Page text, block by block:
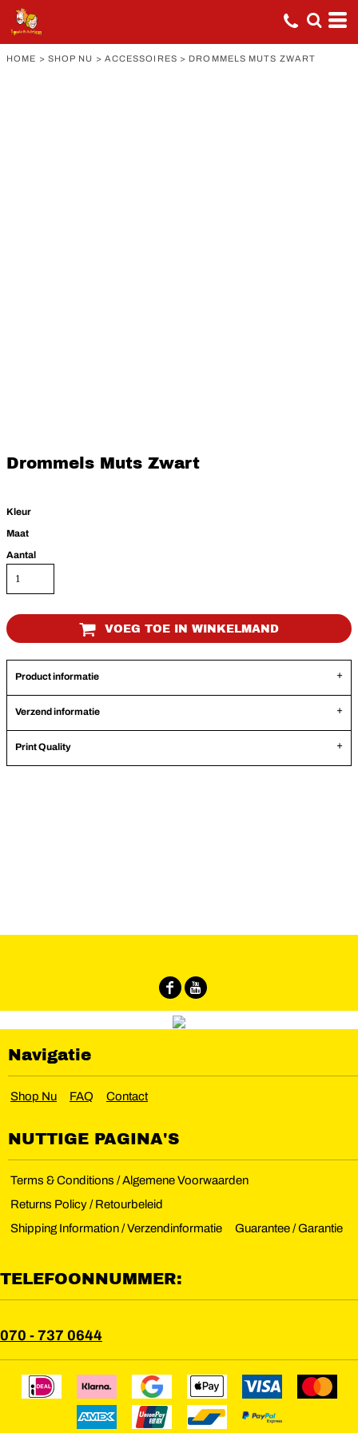
HOME > SHOP NU > ACCESSOIRES > DROMMELS MUTS ZWART
Drommels Muts Zwart
Kleur
Maat
Aantal
VOEG TOE IN WINKELMAND
Product informatie
Verzend informatie
Print Quality
Navigatie
Shop Nu FAQ Contact
NUTTIGE PAGINA'S
Terms & Conditions / Algemene Voorwaarden
Returns Policy / Retourbeleid
Shipping Information / Verzendinformatie
Guarantee / Garantie
TELEFOONNUMMER:
070 - 737 0644